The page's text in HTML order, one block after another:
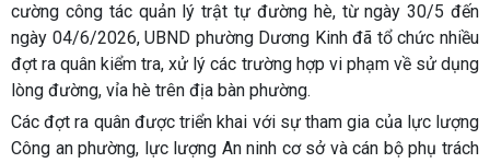
cường công tác quản lý trật tự đường hè, từ ngày 30/5 đến
ngày 04/6/2026, UBND phường Dương Kinh đã tổ chức nhiều
đợt ra quân kiểm tra, xử lý các trường hợp vi phạm về sử dụng
lòng đường, vỉa hè trên địa bàn phường.
Các đợt ra quân được triển khai với sự tham gia của lực lượng
Công an phường, lực lượng An ninh cơ sở và cán bộ phụ trách